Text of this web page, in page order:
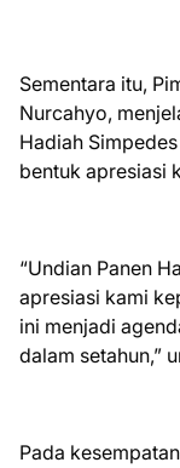
Sementara itu,
Nurcahyo,
Hadiah
bentuk apresiasi
“Undian Panen
apresiasi kami
ini menjadi
dalam setahun,”
Pada